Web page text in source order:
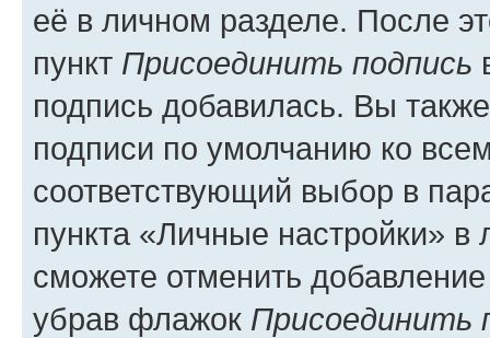
её в личном разделе. После
пункт Присоединить подпись
подпись добавилась. Вы
подписи по умолчанию ко
соответствующий выбор в
пункта «Личные настройки»
сможете отменить
убрав флажок Присоединить